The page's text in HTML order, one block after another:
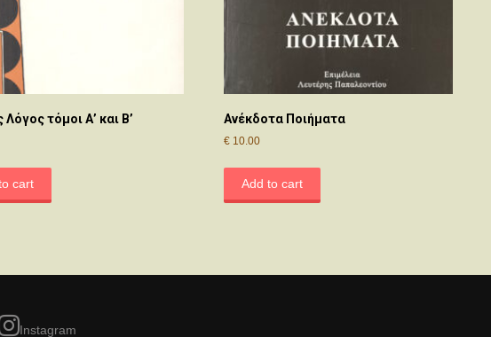
Λόγος τόμοι Α’ και Β’
cart
Ανέκδοτα Ποιήματα
€10.00
Add to cart
Instagram